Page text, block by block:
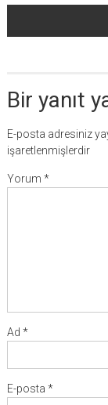
Bir yanıt
E-posta adresiniz
işaretlenmişlerdir
Yorum *
Ad *
E-posta *